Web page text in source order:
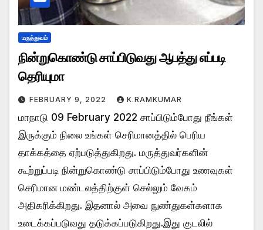
மருத்துவம்
நின்றுகொண்டு சாப்பிடுவது ஆபத்து எப்படி
தெரியுமா
FEBRUARY 9, 2022 K.RAMKUMAR
மாநாடு 09 February 2022 சாப்பிடும்போது நீங்கள்
இருக்கும் நிலை உங்கள் செரிமானத்தில் பெரிய
தாக்கத்தை ஏற்படுத்துகிறது. மருத்துவர்களின்
கூற்றுப்படி நின்றுகொண்டு சாப்பிடும்போது உணவுகள்
செரிமான மண்டலத்திற்குள் செல்லும் வேகம்
அதிகரிக்கிறது. இதனால் அவை நுண்துகள்களாக
உடைக்கப்படுவது தடுக்கப்படுகிறது.இது குடலில்